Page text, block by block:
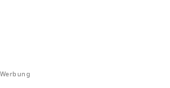
Werbung